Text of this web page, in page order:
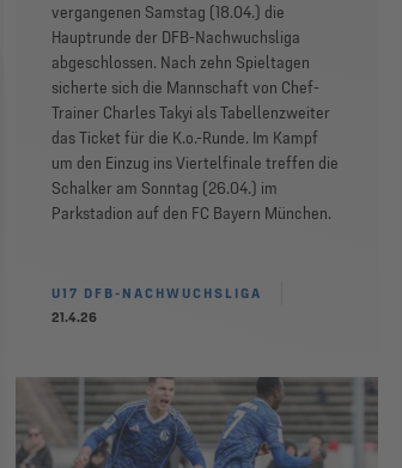
vergangenen Samstag (18.04.) die
Hauptrunde der DFB-Nachwuchsliga
abgeschlossen. Nach zehn Spieltagen
sicherte sich die Mannschaft von Chef-
Trainer Charles Takyi als Tabellenzweiter
das Ticket für die K.o.-Runde. Im Kampf
um den Einzug ins Viertelfinale treffen die
Schalker am Sonntag (26.04.) im
Parkstadion auf den FC Bayern München.
U17 DFB-NACHWUCHSLIGA
21.4.26